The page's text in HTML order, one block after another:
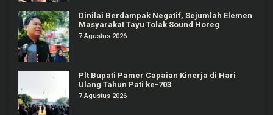
Dinilai Berdampak Negatif, Sejumlah Elemen
Masyarakat Tayu Tolak Sound Horeg
7 Agustus 2026
Plt Bupati Pamer Capaian Kinerja di Hari
Ulang Tahun Pati ke-703
7 Agustus 2026